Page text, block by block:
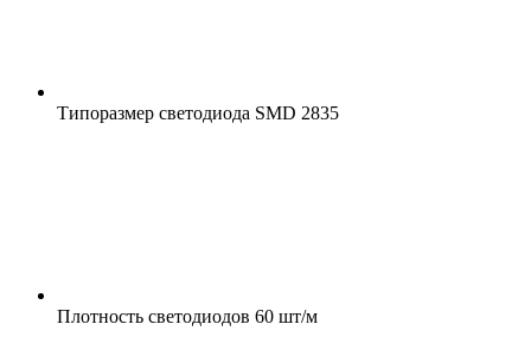
Типоразмер светодиода SMD 2835
Плотность светодиодов 60 шт/м